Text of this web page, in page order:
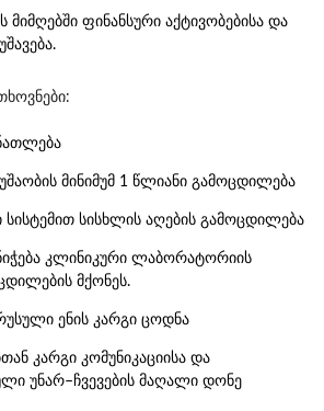
ფინანსური აქტივობებისა და
მინიმუმ 1 წლიანი გამოცდილება
სისტემით სისხლის აღების გამოცდილება
კლინიკური ლაბორატორიის
მქონეს.
ენის კარგი ცოდნა
კარგი კომუნიკაციისა და
უნარ–ჩვევების მაღალი დონე